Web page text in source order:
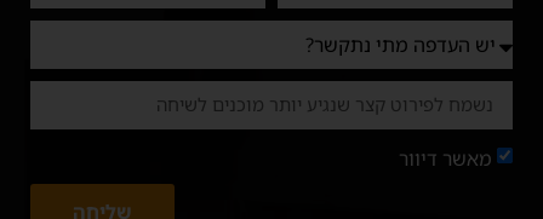
מאשר דיוור
שליחה